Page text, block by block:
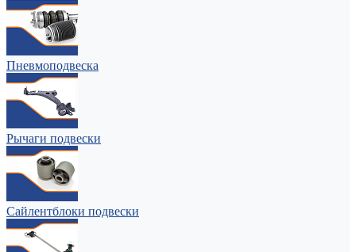
Пневмоподвеска
Рычаги подвески
Сайлентблоки подвески